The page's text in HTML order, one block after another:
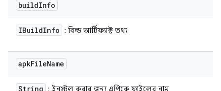
buildInfo
IBuildInfo : বিল্ড আর্টিফ্যাক্ট তথ্য
apkFileName
String : ইনস্টল করার জন্য এপিকে ফাইলের নাম